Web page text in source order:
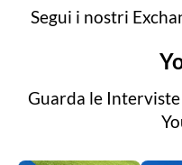
Segui i nostri
Guarda le